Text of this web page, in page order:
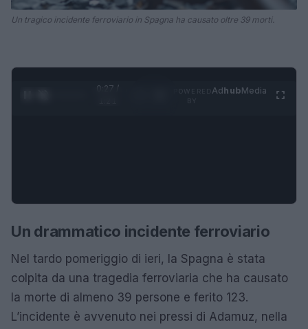
Un tragico incidente ferroviario in Spagna ha causato oltre 39 morti.
0:28 /
AdhubMedia
Un drammatico incidente ferroviario
Nel tardo pomeriggio di ieri, la Spagna è stata
colpita da una tragedia ferroviaria che ha causato
la morte di almeno 39 persone e ferito 123.
L’incidente è avvenuto nei pressi di Adamuz, nella